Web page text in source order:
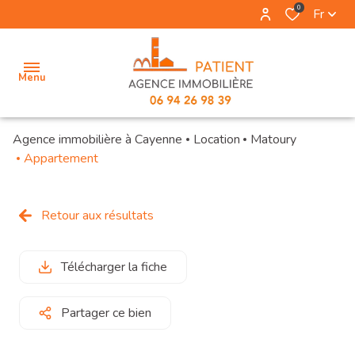
0 Fr
Menu
accueil
Agence immobilière à Cayenne Location
Matoury
Appartement
Retour aux résultats
Télécharger la fiche
Partager ce bien